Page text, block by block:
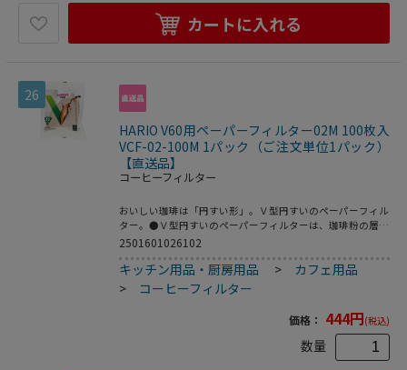
カートに入れる
26
HARIO V60用ペーパーフィルター02M 100枚入
VCF-02-100M 1パック（ご注文単位1パック）
【直送品】
コーヒーフィルター
おいしい珈琲は「円すい形」。Ｖ型円すいのペーパーフィル
ター。●Ｖ型円すいのペーパーフィルターは、珈琲粉の層が
深いので珈琲粉に注いだお湯が円すいの頂点に向かって流れ
注文単位：１パック（１００枚）
2501601026102
キッチン用品・厨房用品 > カフェ用品
> コーヒーフィルター
価格： 444円(税込)
数量